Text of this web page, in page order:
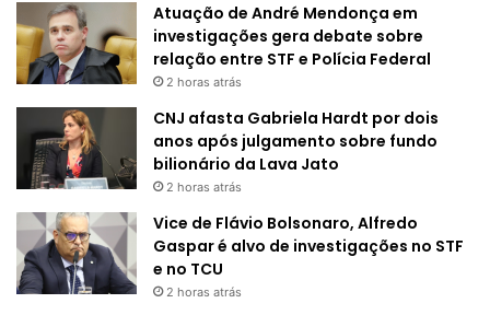
Atuação de André Mendonça em
investigações gera debate sobre
relação entre STF e Polícia Federal
2 horas atrás
CNJ afasta Gabriela Hardt por dois
anos após julgamento sobre fundo
bilionário da Lava Jato
2 horas atrás
Vice de Flávio Bolsonaro, Alfredo
Gaspar é alvo de investigações no STF
e no TCU
2 horas atrás